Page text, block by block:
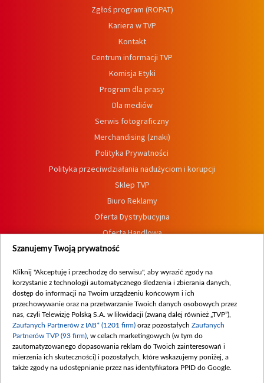
Zgłoś program (ROPAT)
Kariera w TVP
Kontakt
Centrum informacji TVP
Komisja Etyki
Program dla prasy
Dla mediów
Serwis fotograficzny
Merchandising (znaki)
Polityka Prywatności
Polityka przeciwdziałania nadużyciom i korupcji
Sklep TVP
Biuro Reklamy
Oferta Dystrybucyjna
Oferta Handlowa
Dostępność
Procedura zgłoszeń wewnętrznych
Szanujemy Twoją prywatność
Kliknij "Akceptuję i przechodzę do serwisu", aby wyrazić zgody na
korzystanie z technologii automatycznego śledzenia i zbierania danych,
dostęp do informacji na Twoim urządzeniu końcowym i ich
przechowywanie oraz na przetwarzanie Twoich danych osobowych przez
nas, czyli Telewizję Polską S.A. w likwidacji (zwaną dalej również „TVP”),
Zaufanych Partnerów z IAB* (1201 firm) oraz pozostałych Zaufanych
Partnerów TVP (93 firm) , w celach marketingowych (w tym do
zautomatyzowanego dopasowania reklam do Twoich zainteresowań i
mierzenia ich skuteczności) i pozostałych, które wskazujemy poniżej, a
także zgody na udostępnianie przez nas identyfikatora PPID do Google.